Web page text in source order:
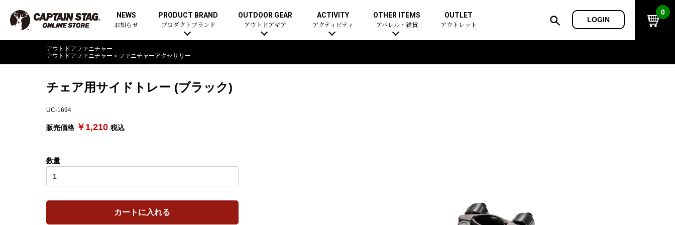
NEWS
お知らせ
PRODUCT BRAND
プロダクトブランド
OUTDOOR GEAR
アウトドアギア
ACTIVITY
アクティビティ
OTHER ITEMS
アパレル・雑貨
OUTLET
アウトレット
LOGIN
0
アウトドアファニチャー
アウトドアファニチャー ＞ ファニチャーアクセサリー
チェア用サイドトレー (ブラック)
UC-1694
販売価格 ￥1,210 税込
数量
カートに入れる